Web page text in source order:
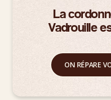
La
Vadrouille
ON RÉPARE